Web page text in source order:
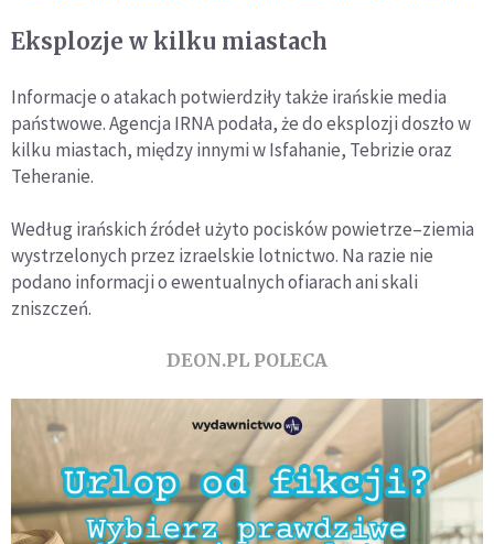
Eksplozje w kilku miastach
Informacje o atakach potwierdziły także irańskie media
państwowe. Agencja IRNA podała, że do eksplozji doszło w
kilku miastach, między innymi w Isfahanie, Tebrizie oraz
Teheranie.
Według irańskich źródeł użyto pocisków powietrze–ziemia
wystrzelonych przez izraelskie lotnictwo. Na razie nie
podano informacji o ewentualnych ofiarach ani skali
zniszczeń.
DEON.PL POLECA